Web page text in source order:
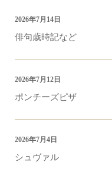
俳句歳時記など
2026年7月14日
ポンチーズピザ
2026年7月12日
シュヴァル
2026年7月4日